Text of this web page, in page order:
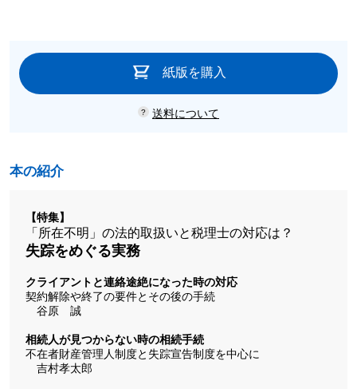
紙版を購入
送料について
本の紹介
【特集】
「所在不明」の法的取扱いと税理士の対応は？
失踪をめぐる実務
クライアントと連絡途絶になった時の対応
契約解除や終了の要件とその後の手続
谷原 誠
相続人が見つからない時の相続手続
不在者財産管理人制度と失踪宣告制度を中心に
吉村孝太郎